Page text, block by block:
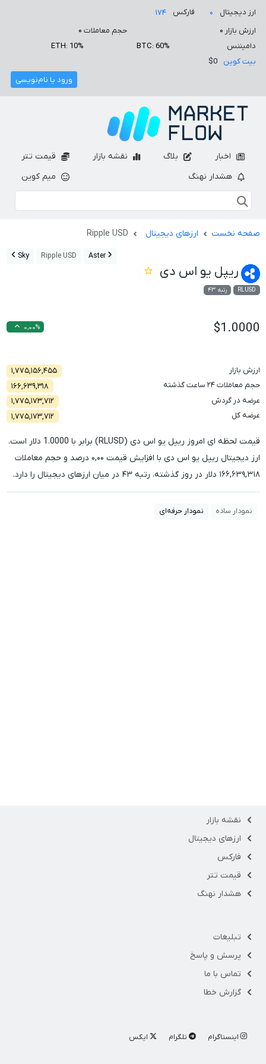
ارز دیجیتال ۰ فارکس
۱۷۴
ارزش بازار ۰ حجم معاملات ۰
دامیننس
BTC: 60%
ETH: 10%
بیت کوین
$0
ورود یا نام‌نویسی
اخبار بلاگ نقشه بازار
قیمت تتر
هشدار نهنگ
میم کوین
صفحه نخست ارزهای دیجیتال Ripple USD
Aster
Ripple USD
Sky
ریپل یو اس دی
RLUSD رتبه ۴۳
$1.0000 ۰,۰۰%
ارزش بازار
۱,۷۷۵,۱۵۶,۴۵۵
حجم معاملات ۲۴ ساعت گذشته
۱۶۶,۶۳۹,۳۱۸
عرضه در گردش
۱,۷۷۵,۱۷۳,۷۱۲
عرضه کل
۱,۷۷۵,۱۷۳,۷۱۲
قیمت لحظه ای امروز ریپل یو اس دی (RLUSD) برابر با 1.0000 دلار است.
ارز دیجیتال ریپل یو اس دی با افزایش قیمت ۰,۰۰ درصد و حجم معاملات
۱۶۶,۶۳۹,۳۱۸ دلار در روز گذشته، رتبه۴۳ در میان ارزهای دیجیتال را دارد.
نمودار ساده نمودار حرفه‌ای
نقشه بازار
ارزهای دیجیتال
فارکس
قیمت تتر
هشدار نهنگ
تبلیغات
پرسش و پاسخ
تماس با ما
گزارش خطا
اینستاگرام تلگرام ایکس